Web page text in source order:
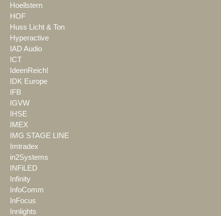
Hoellstern
HOF
Huss Licht & Ton
Hyperactive
IAD Audio
ICT
IdeenReich!
IDK Europe
IFB
IGVW
IHSE
IMEX
IMG STAGE LINE
Imtradex
in2Systems
INFiLED
Infinity
InfoComm
InFocus
Innlights